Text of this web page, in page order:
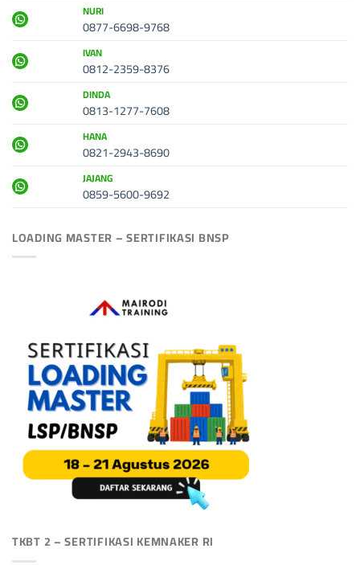
NURI
0877-6698-9768
IVAN
0812-2359-8376
DINDA
0813-1277-7608
HANA
0821-2943-8690
JAJANG
0859-5600-9692
LOADING MASTER – SERTIFIKASI BNSP
TKBT 2 – SERTIFIKASI KEMNAKER RI